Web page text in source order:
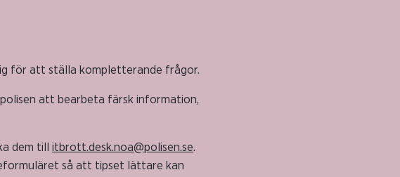
för att ställa kompletterande frågor.
att bearbeta färsk information,
dem till itbrott.desk.noa@polisen.se.
så att tipset lättare kan